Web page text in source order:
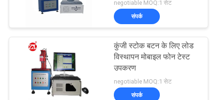
negotiable MOQ:1 सेट
संपर्क
कुंजी स्टोक बटन के लिए लोड
विस्थापन मोबाइल फोन टेस्ट
उपकरण
negotiable MOQ:1 सेट
संपर्क